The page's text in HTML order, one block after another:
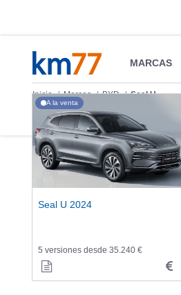
MARCAS
Inicio Marcas BYD Seal U
Información Fotos
A la venta
Seal U 2024
5 versiones desde 35.240 €